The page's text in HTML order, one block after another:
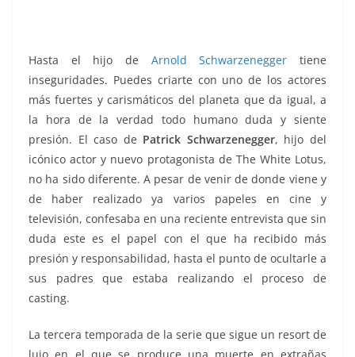
Hasta el hijo de Arnold Schwarzenegger tiene
inseguridades. Puedes criarte con uno de los actores
más fuertes y carismáticos del planeta que da igual, a
la hora de la verdad todo humano duda y siente
presión. El caso de Patrick Schwarzenegger, hijo del
icónico actor y nuevo protagonista de The White Lotus,
no ha sido diferente. A pesar de venir de donde viene y
de haber realizado ya varios papeles en cine y
televisión, confesaba en una reciente entrevista que sin
duda este es el papel con el que ha recibido más
presión y responsabilidad, hasta el punto de ocultarle a
sus padres que estaba realizando el proceso de
casting.
La tercera temporada de la serie que sigue un resort de